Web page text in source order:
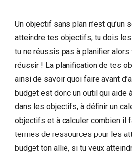
Un objectif sans plan n’est qu’un
atteindre tes objectifs, tu dois
tu ne réussis pas à planifier alors
réussir ! La planification de tes
ainsi de savoir quoi faire avant
budget est donc un outil qui aide
dans les objectifs, à définir un
objectifs et à calculer combien il
termes de ressources pour les
budget ton allié, si tu veux